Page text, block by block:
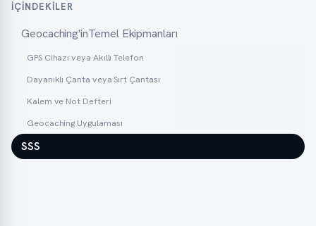
İÇINDEKILER
Geocaching'inTemel Ekipmanları
GPS Cihazı veya Akıllı Telefon
Dayanıklı Çanta veya Sırt Çantası
Kalem ve Not Defteri
Geocaching Uygulaması
SSS